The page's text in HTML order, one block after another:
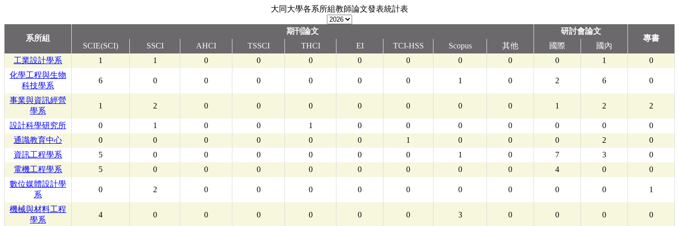
大同大學各系所組教師論文發表統計表
系所組
期刊論文
研討會論文
專書
SCIE(SCI)
SSCI AHCI TSSCI THCI EI TCI-HSS Scopus 其他 國際
國內
工業設計學系
1 1 0 0 0 0 0 0 0 0 1
0
化學工程與生物
科技學系
6 0 0 0 0 0 0 1 0 2 6 0
事業與資訊經營
學系
1 2 0 0 0 0 0 0 0 1 2 2
設計科學研究所 0 1 0 0 1 0 0 0 0 0 0
0
通識教育中心
0 0 0 0 0 0 1 0 0 0 2
0
資訊工程學系
5 0 0 0 0 0 0 1 0 7 3
0
電機工程學系
5 0 0 0 0 0 0 0 0 4 0
0
數位媒體設計學
系
0 2 0 0 0 0 0 0 0 0 0 1
機械與材料工程
學系
4 0 0 0 0 0 0 3 0 0 0 0